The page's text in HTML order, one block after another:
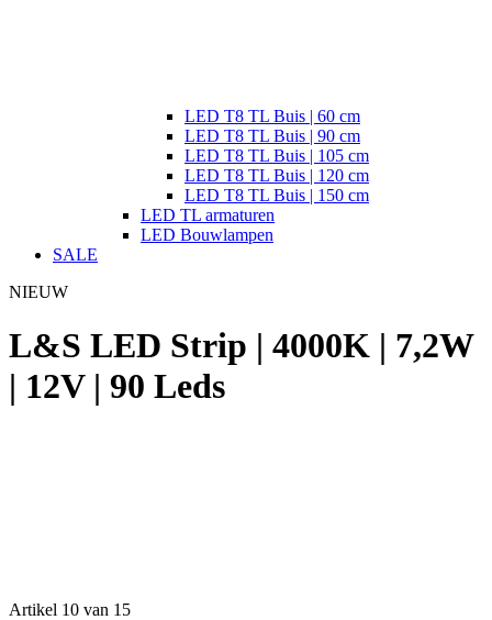
LED T8 TL Buis | 60 cm
LED T8 TL Buis | 90 cm
LED T8 TL Buis | 105 cm
LED T8 TL Buis | 120 cm
LED T8 TL Buis | 150 cm
LED TL armaturen
LED Bouwlampen
SALE
NIEUW
L&S LED Strip | 4000K | 7,2W
| 12V | 90 Leds
Artikel 10 van 15